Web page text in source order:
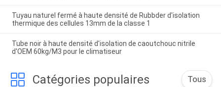
Tuyau naturel fermé à haute densité de Rubbder d'isolation
thermique des cellules 13mm de la classe 1
Tube noir à haute densité d'isolation de caoutchouc nitrile
d'OEM 60kg/M3 pour le climatiseur
Catégories populaires Tous